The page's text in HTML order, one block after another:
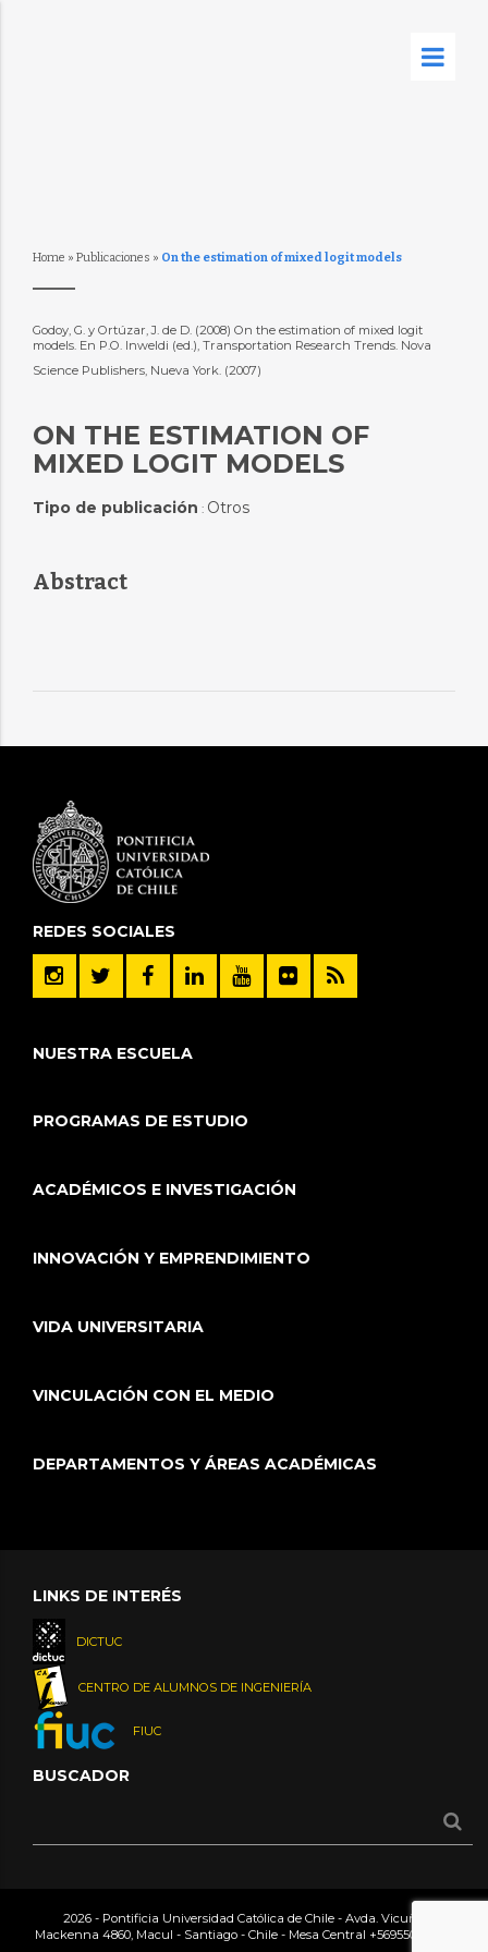
Home » Publicaciones » On the estimation of mixed logit models
Godoy, G. y Ortúzar, J. de D. (2008) On the estimation of mixed logit
models. En P.O. Inweldi (ed.), Transportation Research Trends. Nova
Science Publishers, Nueva York. (2007)
ON THE ESTIMATION OF
MIXED LOGIT MODELS
Tipo de publicación : Otros
Abstract
REDES SOCIALES
NUESTRA ESCUELA
PROGRAMAS DE ESTUDIO
ACADÉMICOS E INVESTIGACIÓN
INNOVACIÓN Y EMPRENDIMIENTO
VIDA UNIVERSITARIA
VINCULACIÓN CON EL MEDIO
DEPARTAMENTOS Y ÁREAS ACADÉMICAS
LINKS DE INTERÉS
DICTUC
CENTRO DE ALUMNOS DE INGENIERÍA
FIUC
BUSCADOR
2026 - Pontificia Universidad Católica de Chile - Avda. Vicuña
Mackenna 4860, Macul - Santiago - Chile - Mesa Central +56955042000